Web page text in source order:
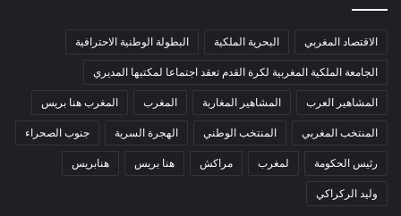
الاقتصاد المغربي البحرية الملكية البطولة الوطنية الاحترافية
الجامعة الملكية المغربية لكرة القدم تعقد اجتماعا لمكتبها المديري
المشاهير العرب المشاهير المغاربة المغرب المغرب هنا بريس
المنتخب المغربي المنتخب الوطني الهجرة السرية جنوب الصحراء
رئيس الحكومة لمغرب مراكش هنا بريس هنابريس
وليد الركراكي